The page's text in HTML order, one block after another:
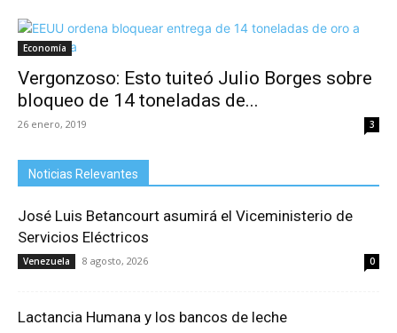
Economía
Vergonzoso: Esto tuiteó Julio Borges sobre
bloqueo de 14 toneladas de...
26 enero, 2019 3
Noticias Relevantes
José Luis Betancourt asumirá el Viceministerio de
Servicios Eléctricos
Venezuela 8 agosto, 2026 0
Lactancia Humana y los bancos de leche